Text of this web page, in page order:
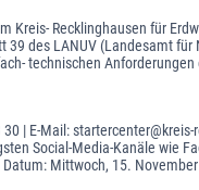
Kreis- Recklinghausen für
des LANUV (Landesamt
technischen
30 | E-Mail:
Social-Media-Kanäle wie
Mittwoch, 15.